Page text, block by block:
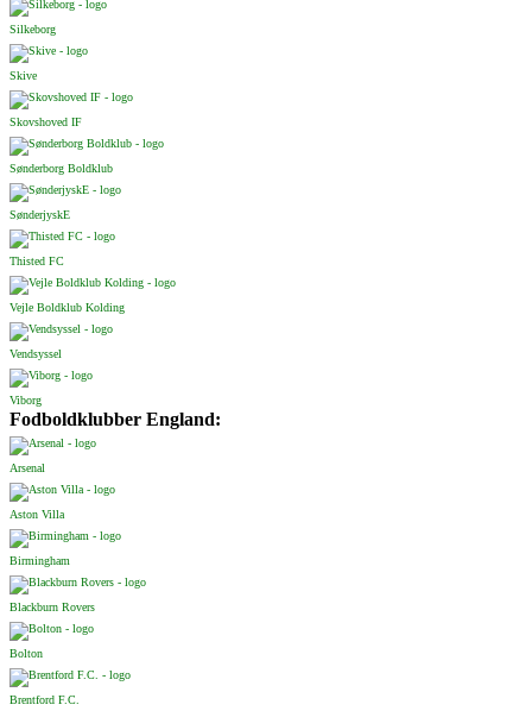
Silkeborg
Skive
Skovshoved IF
Sønderborg Boldklub
SønderjyskE
Thisted FC
Vejle Boldklub Kolding
Vendsyssel
Viborg
Fodboldklubber England:
Arsenal
Aston Villa
Birmingham
Blackburn Rovers
Bolton
Brentford F.C.